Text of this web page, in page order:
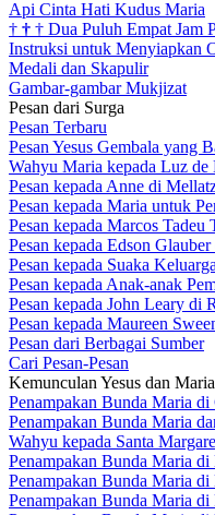
Api Cinta Hati Kudus Maria
† † † Dua Puluh Empat Jam
Instruksi untuk Menyiapkan
Medali dan Skapulir
Gambar-gambar Mukjizat
Pesan dari Surga
Pesan Terbaru
Pesan Yesus Gembala yang
Wahyu Maria kepada Luz de
Pesan kepada Anne di
Pesan kepada Maria untuk
Pesan kepada Marcos Tadeu
Pesan kepada Edson
Pesan kepada Suaka
Pesan kepada Anak-anak
Pesan kepada John Leary di
Pesan kepada Maureen
Pesan dari Berbagai Sumber
Cari Pesan-Pesan
Kemunculan Yesus dan Maria
Penampakan Bunda Maria di
Penampakan Bunda Maria
Wahyu kepada Santa
Penampakan Bunda Maria di
Penampakan Bunda Maria di
Penampakan Bunda Maria di